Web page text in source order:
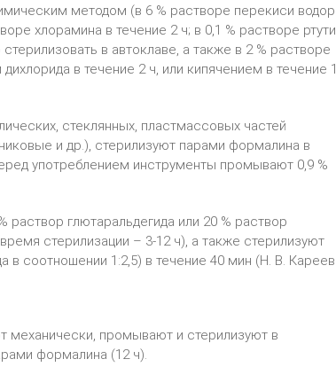
методом (в 6 % растворе перекиси
хлорамина в течение 2 ч; в 0,1 % растворе ртути
в автоклаве, а также в 2 % растворе
в течение 2 ч, или кипячением в течение
стеклянных, пластмассовых частей
и др.), стерилизуют парами формалина в
употреблением инструменты промывают 0,9 %
глютаральдегида или 20 % раствор
стерилизации – 3-12 ч), а также стерилизуют
соотношении 1:2,5) в течение 40 мин (Н. В.
механически, промывают и стерилизуют в
формалина (12 ч).